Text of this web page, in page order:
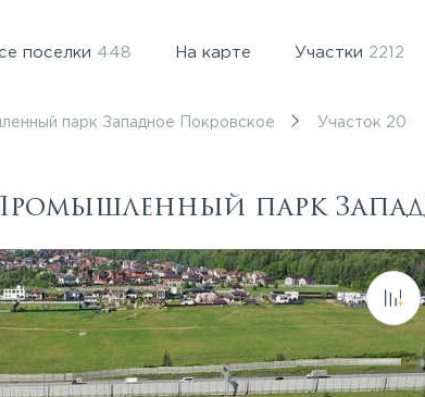
поселки 448 На карте Участки 2212
парк Западное Покровское Участок 20
парк